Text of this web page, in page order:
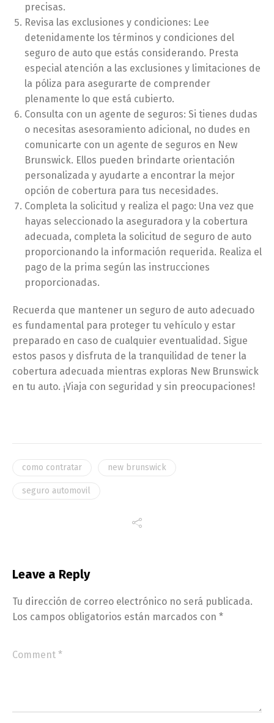
precisas.
Revisa las exclusiones y condiciones: Lee
detenidamente los términos y condiciones del
seguro de auto que estás considerando. Presta
especial atención a las exclusiones y limitaciones de
la póliza para asegurarte de comprender
plenamente lo que está cubierto.
Consulta con un agente de seguros: Si tienes dudas
o necesitas asesoramiento adicional, no dudes en
comunicarte con un agente de seguros en New
Brunswick. Ellos pueden brindarte orientación
personalizada y ayudarte a encontrar la mejor
opción de cobertura para tus necesidades.
Completa la solicitud y realiza el pago: Una vez que
hayas seleccionado la aseguradora y la cobertura
adecuada, completa la solicitud de seguro de auto
proporcionando la información requerida. Realiza el
pago de la prima según las instrucciones
proporcionadas.
Recuerda que mantener un seguro de auto adecuado
es fundamental para proteger tu vehículo y estar
preparado en caso de cualquier eventualidad. Sigue
estos pasos y disfruta de la tranquilidad de tener la
cobertura adecuada mientras exploras New Brunswick
en tu auto. ¡Viaja con seguridad y sin preocupaciones!
como contratar new brunswick
seguro automovil
Leave a Reply
Tu dirección de correo electrónico no será publicada.
Los campos obligatorios están marcados con *